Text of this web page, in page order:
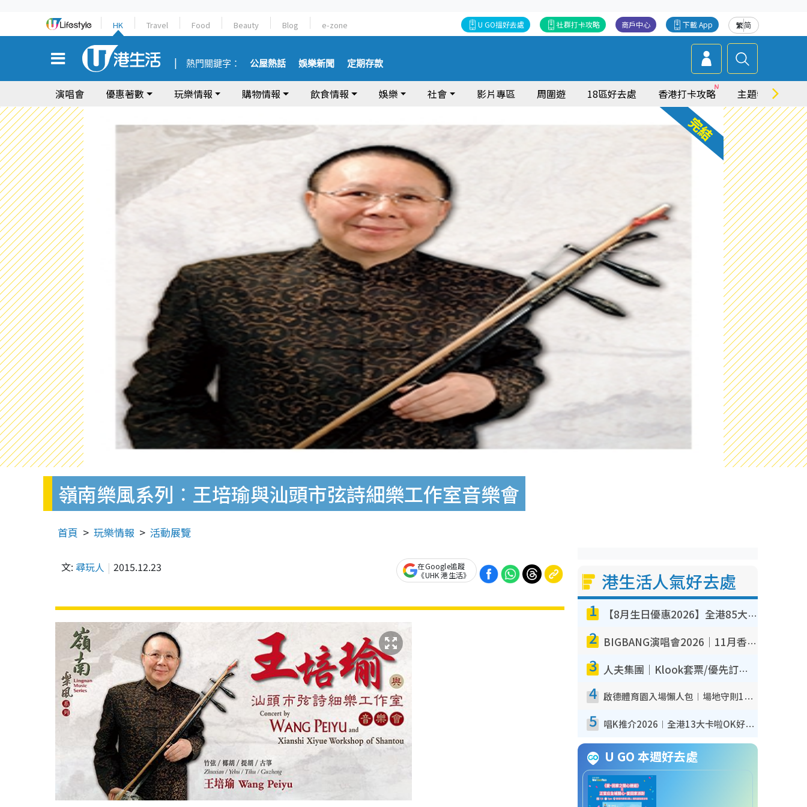
HK Travel Food Beauty Blog e-zone 繁简
下載 App
商戶中心
社群打卡攻略
U GO搵好去處
熱門關鍵字： 公屋熱話 娛樂新聞 定期存款
演唱會 優惠著數 玩樂情報 購物情報 飲食情報 娛樂 社會 影片專區 周圍遊 18區好去處 香港打卡攻略 主題特集
嶺南樂風系列︰王培瑜與汕頭市弦詩細樂工作室音樂會
首頁 玩樂情報 活動展覽
文: 尋玩人 2015.12.23
在Google追蹤
《UHK 港生活》
港生活人氣好去處
1 【8月生日優惠2026】全港85大食買玩著數攻略 自助餐/火鍋放題同行免費＋誠品/DONKI送現金券
2 BIGBANG演唱會2026｜11月香港啟德開3場！實名制VIP申請、優先購票攻略
3 人夫集團｜Klook套票/優先訂票/公開發售搶飛攻略！附票價.購票連結.場地座位表
4 啟德體育園入場懶人包︱場地守則12違禁品不可進場准帶細水樽但全場禁樽蓋！應援牌有限制！
5 唱K推介2026︱全港13大卡啦OK好去處！最平$36起 日文K都有！(附地址+收費詳情)
U GO 本週好去處